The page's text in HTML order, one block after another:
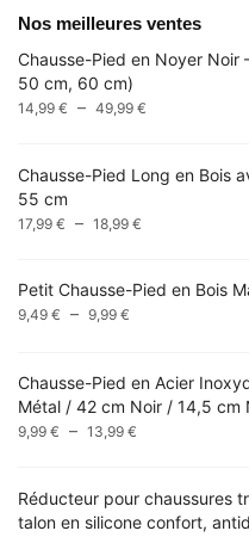
Nos meilleures ventes
Chausse-Pied en Noyer Noir
50 cm, 60 cm)
14,99 € – 49,99 €
14,99 €
Chausse-Pied Long en Bois
55 cm
17,99 € – 18,99 €
17,99 €
Petit Chausse-Pied en Bois
9,49 € – 9,99 €
9,49 €
à
9,99 €
Chausse-Pied en Acier
Métal / 42 cm Noir / 14,5 cm
9,99 € – 13,99 €
9,99 €
à
Réducteur pour chaussures
talon en silicone confort,